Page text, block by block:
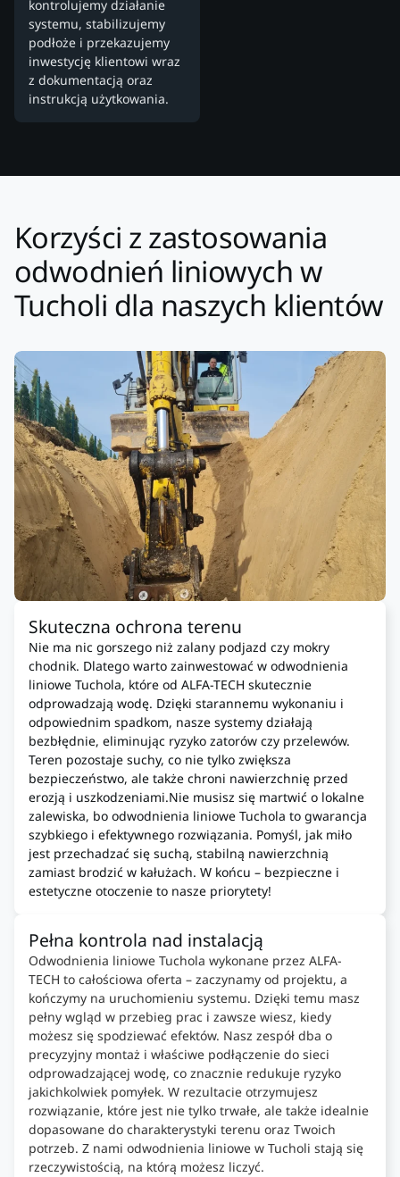
kontrolujemy działanie
systemu, stabilizujemy
podłoże i przekazujemy
inwestycję klientowi wraz
z dokumentacją oraz
instrukcją użytkowania.
Korzyści z zastosowania
odwodnień liniowych w
Tucholi dla naszych klientów
Skuteczna ochrona terenu
Nie ma nic gorszego niż zalany podjazd czy mokry
chodnik. Dlatego warto zainwestować w odwodnienia
liniowe Tuchola, które od ALFA-TECH skutecznie
odprowadzają wodę. Dzięki starannemu wykonaniu i
odpowiednim spadkom, nasze systemy działają
bezbłędnie, eliminując ryzyko zatorów czy przelewów.
Teren pozostaje suchy, co nie tylko zwiększa
bezpieczeństwo, ale także chroni nawierzchnię przed
erozją i uszkodzeniami.Nie musisz się martwić o lokalne
zalewiska, bo odwodnienia liniowe Tuchola to gwarancja
szybkiego i efektywnego rozwiązania. Pomyśl, jak miło
jest przechadzać się suchą, stabilną nawierzchnią
zamiast brodzić w kałużach. W końcu – bezpieczne i
estetyczne otoczenie to nasze priorytety!
Pełna kontrola nad instalacją
Odwodnienia liniowe Tuchola wykonane przez ALFA-
TECH to całościowa oferta – zaczynamy od projektu, a
kończymy na uruchomieniu systemu. Dzięki temu masz
pełny wgląd w przebieg prac i zawsze wiesz, kiedy
możesz się spodziewać efektów. Nasz zespół dba o
precyzyjny montaż i właściwe podłączenie do sieci
odprowadzającej wodę, co znacznie redukuje ryzyko
jakichkolwiek pomyłek. W rezultacie otrzymujesz
rozwiązanie, które jest nie tylko trwałe, ale także idealnie
dopasowane do charakterystyki terenu oraz Twoich
potrzeb. Z nami odwodnienia liniowe w Tucholi stają się
rzeczywistością, na którą możesz liczyć.